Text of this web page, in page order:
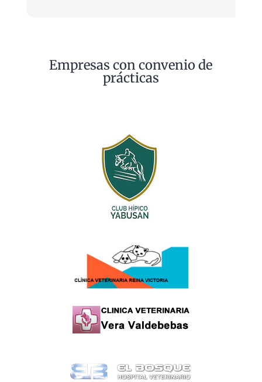
Empresas con convenio de
prácticas